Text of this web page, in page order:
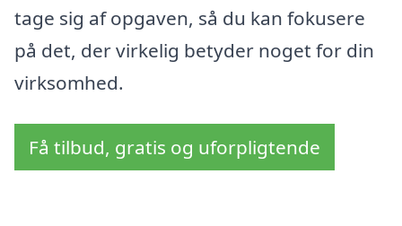
tage sig af opgaven, så du kan fokusere
på det, der virkelig betyder noget for din
virksomhed.
Få tilbud, gratis og uforpligtende